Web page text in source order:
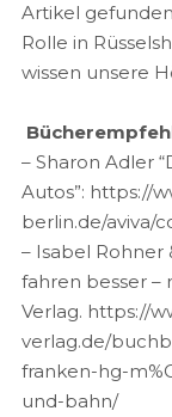
Artikel
Rolle in
wissen unsere
– Sharon Adler
Autos”: https://
berlin.de/aviva/
– Isabel Rohner
fahren besser –
Verlag. https://
verlag.de/
franken-hg-
und-bahn/